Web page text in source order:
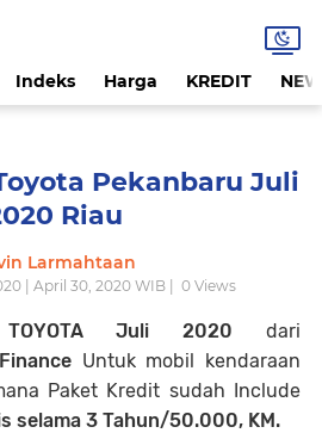
Indeks Harga KREDIT
Pekanbaru Juli
Riau
Larmahtaan
| April 30, 2020 WIB | 0Views
Juli 2020 dari
Untuk mobil kendaraan
Paket Kredit sudah Include
selama 3 Tahun/50.000, KM.